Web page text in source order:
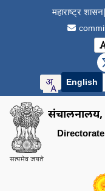
महाराष्ट्र शासन|
English